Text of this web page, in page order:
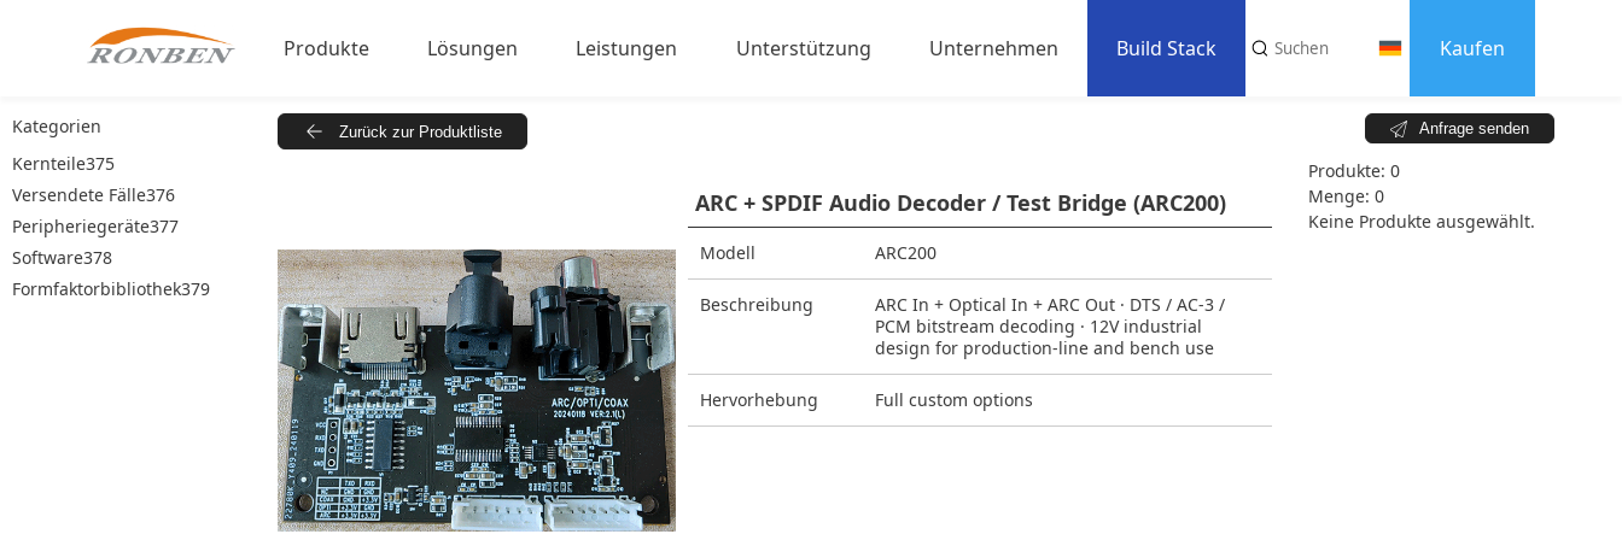
Produkte
Einzelhandels-Audioplayer
Klassische Videobildschirme
Mehrbildschirmsystem
Einzelhandelsbeleuchtung
Lösungen
Dynamic Ads on the Go
Leistungen Unterstützung
Dokumentation und Download
Häufig gestellte Fragen
Unternehmen
Neuigkeiten und Rezensionen
Build Stack
Peripheriegeräte
Software
Formfaktorbibliothek
Kaufen
Kategorien
Kernteile375
Versendete Fälle376
Peripheriegeräte377
Software378
Formfaktorbibliothek379
Zurück zur Produktliste
ARC + SPDIF Audio Decoder / Test Bridge (ARC200)
Modell ARC200
Beschreibung
ARC In + Optical In + ARC Out · DTS / AC-3 /
PCM bitstream decoding · 12V industrial
design for production-line and bench use
Hervorhebung Full custom options
Anfrage senden
Produkte: 0
Menge: 0
Keine Produkte ausgewählt.